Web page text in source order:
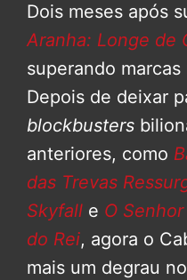
Dois meses após
Aranha: Longe de
superando
Depois de deixar
blockbusters
anteriores, como
das Trevas
Skyfall e O
do Rei, agora o
mais um degrau